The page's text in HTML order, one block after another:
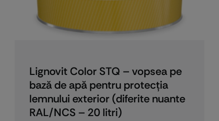
Lignovit Color STQ – vopsea pe
bază de apă pentru protecția
lemnului exterior (diferite nuante
RAL/NCS – 20 litri)